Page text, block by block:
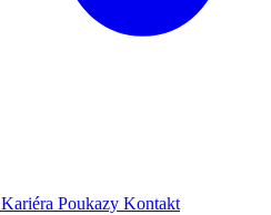
Kariéra Poukazy Kontakt